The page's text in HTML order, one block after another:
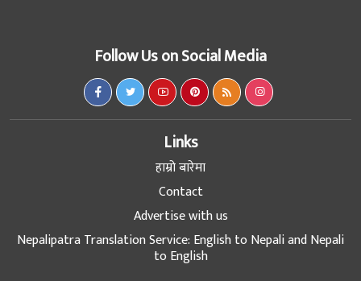
Follow Us on Social Media
Links
हाम्रो बारेमा
Contact
Advertise with us
Nepalipatra Translation Service: English to Nepali and Nepali
to English